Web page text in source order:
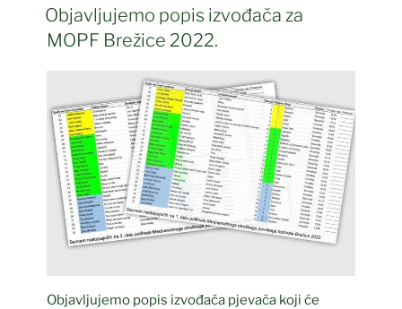
ON
Objavljujemo popis izvođača za
MOPF Brežice 2022.
Objavljujemo popis izvođača pjevača koji će